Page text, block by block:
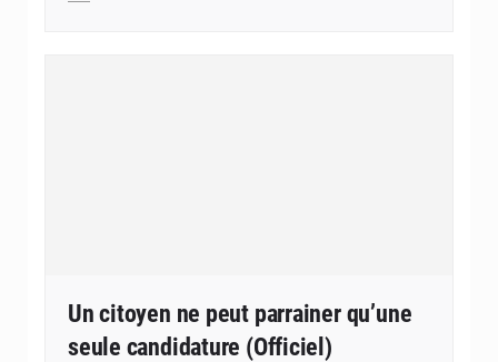
Un citoyen ne peut parrainer qu’une
seule candidature (Officiel)